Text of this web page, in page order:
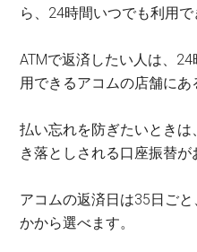
ら、24時間いつでも利用で
ATMで返済したい人は、
用できるアコムの店舗にあ
払い忘れを防ぎたいとき
き落としされる口座振替が
アコムの返済日は35日ご
かから選べます。